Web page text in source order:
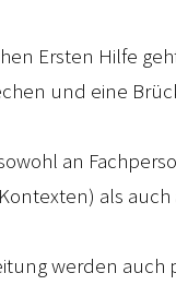
Ersten Hilfe
und eine
an
Kontexten) als
werden